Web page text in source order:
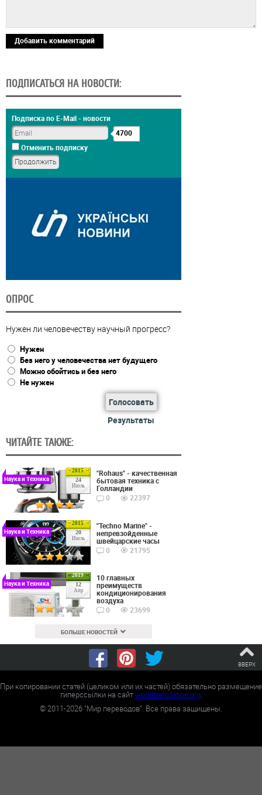
Добавить комментарий
ПОДПИСАТЬСЯ НА НОВОСТИ:
Подписка по E-Mail - новости
4700
Отменить подписку
ОПРОС
Нужен ли человечеству научный прогресс?
Нужен
Без него у человечества нет будущего
Можно обойтись и без него
Не нужен
Голосовать
Результаты
ЧИТАЙТЕ ТАКЖЕ:
2015
24
Июль
Наука и Техника
"Rohaus" - качественная
бытовая техника с
Голландии
0
22397
2015
20
Июль
Наука и Техника
"Techno Marine" -
непревзойденные
швейцарские часы
0
21795
2019
12
Апр
Наука и Техника
10 главных
преимуществ
кондиционирования
воздуха
0
23699
БОЛЬШЕ НОВОСТЕЙ
ВВЕРХ
При копировании статей (целиком или их частей) обязательно размещение
гиперссылки на сайтworldtranslation.org.
©2011-2026 "Мир переводов". Все права защищены.